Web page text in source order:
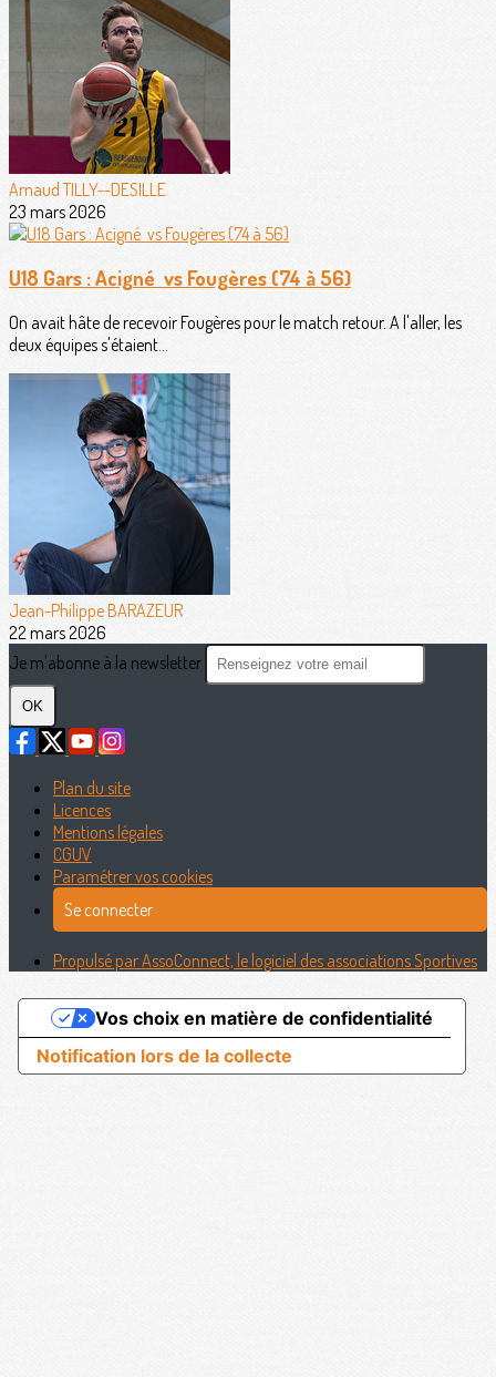
Arnaud TILLY--DESILLE
23 mars 2026
U18 Gars : Acigné vs Fougères (74 à 56)
On avait hâte de recevoir Fougères pour le match retour. A l'aller, les
deux équipes s'étaient...
Jean-Philippe BARAZEUR
22 mars 2026
Je m'abonne à la newsletter
OK
Plan du site
Licences
Mentions légales
CGUV
Paramétrer vos cookies
Se connecter
Propulsé par AssoConnect, le logiciel des associations Sportives
Notification lors de la collecte
Vos choix en matière de confidentialité